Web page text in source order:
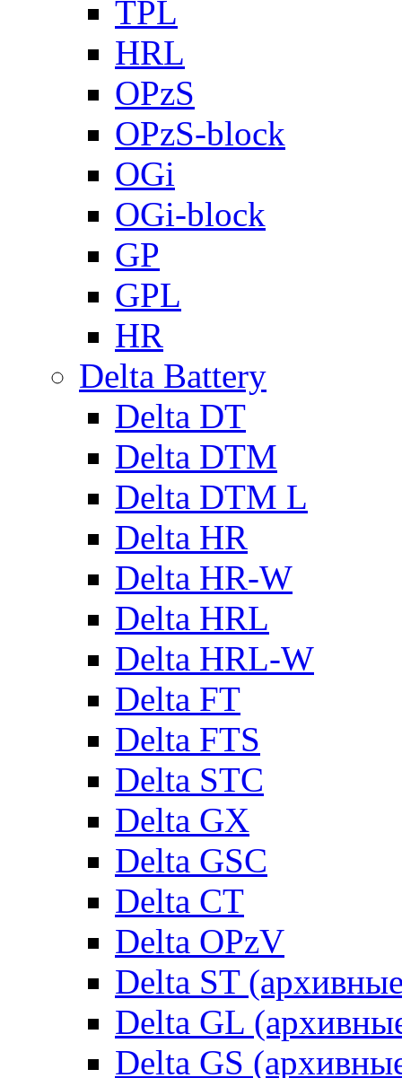
TPL
HRL
OPzS
OPzS-block
OGi
OGi-block
GP
GPL
HR
Delta Battery
Delta DT
Delta DTM
Delta DTM L
Delta HR
Delta HR-W
Delta HRL
Delta HRL-W
Delta FT
Delta FTS
Delta STC
Delta GX
Delta GSC
Delta CT
Delta OPzV
Delta ST
Delta GL
Delta GS